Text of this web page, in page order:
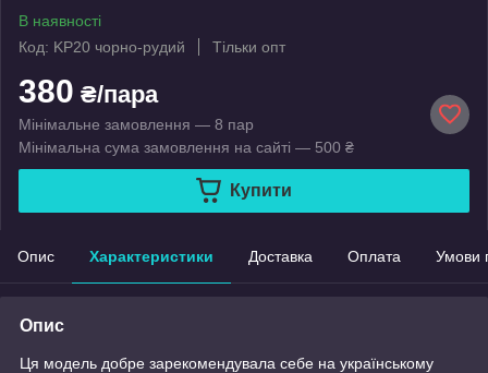
В наявності
Код: KP20 чорно-рудий
Тільки опт
380 ₴/пара
Мінімальне замовлення — 8 пар
Мінімальна сума замовлення на сайті — 500 ₴
Купити
Опис Характеристики Доставка Оплата Умови
Опис
Ця модель добре зарекомендувала себе на українському